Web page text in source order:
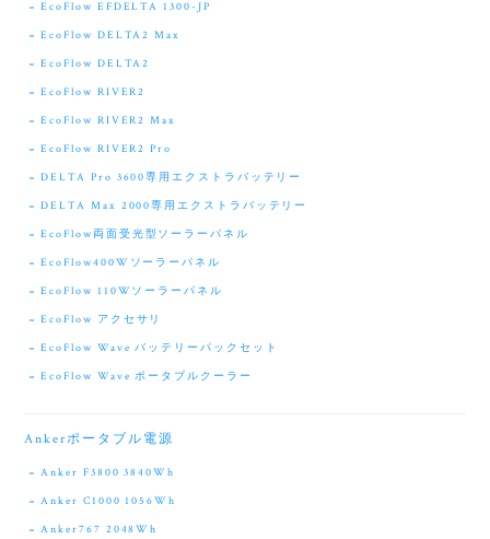
EcoFlow EFDELTA 1300-JP
EcoFlow DELTA2 Max
EcoFlow DELTA2
EcoFlow RIVER2
EcoFlow RIVER2 Max
EcoFlow RIVER2 Pro
DELTA Pro 3600専用エクストラバッテリー
DELTA Max 2000専用エクストラバッテリー
EcoFlow両面受光型ソーラーパネル
EcoFlow400Wソーラーパネル
EcoFlow 110Wソーラーパネル
EcoFlow アクセサリ
EcoFlow Wave バッテリーパックセット
EcoFlow Wave ポータブルクーラー
Ankerポータブル電源
Anker F3800 3840Wh
Anker C1000 1056Wh
Anker767 2048Wh